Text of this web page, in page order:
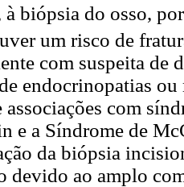
à biópsia do osso,
um risco de
com suspeita de
endocrinopatias ou
associações com
e a Síndrome de
da biópsia
devido ao amplo